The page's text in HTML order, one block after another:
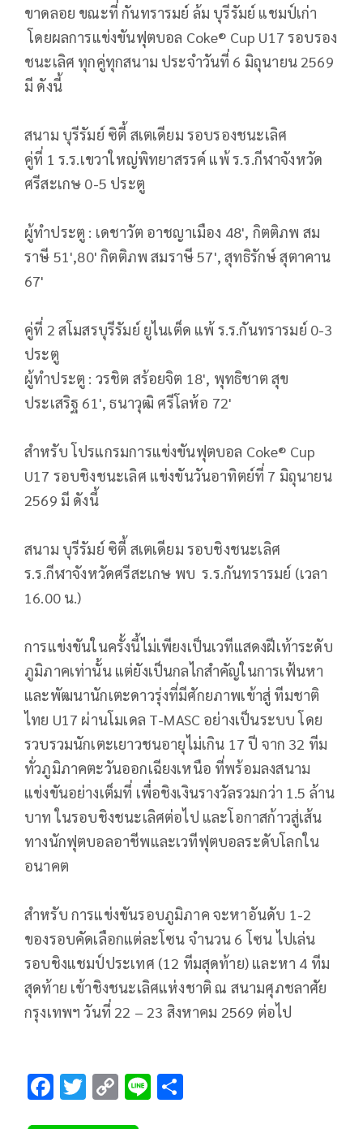
ขาดลอย ขณะที่ กันทรารมย์ ล้ม บุรีรัมย์ แชมป์เก่า
โดยผลการแข่งขันฟุตบอล Coke® Cup U17 รอบรอง
ชนะเลิศ ทุกคู่ทุกสนาม ประจำวันที่ 6 มิถุนายน 2569
มี ดังนี้
สนาม บุรีรัมย์ ซิตี้ สเตเดียม รอบรองชนะเลิศ
คู่ที่ 1 ร.ร.เขวาใหญ่พิทยาสรรค์ แพ้ ร.ร.กีฬาจังหวัด
ศรีสะเกษ 0-5 ประตู
ผู้ทำประตู : เดชาวัต อาชญาเมือง 48', กิตติภพ สม
ราษี 51',80' กิตติภพ สมราษี 57', สุทธิรักษ์ สุตาคาน
67'
คู่ที่ 2 สโมสรบุรีรัมย์ ยูไนเต็ด แพ้ ร.ร.กันทรารมย์ 0-3
ประตู
ผู้ทำประตู : วรชิต สร้อยจิต 18', พุทธิชาต สุข
ประเสริฐ 61', ธนาวุฒิ ศรีโลห้อ 72'
สำหรับ โปรแกรมการแข่งขันฟุตบอล Coke® Cup
U17 รอบชิงชนะเลิศ แข่งขันวันอาทิตย์ที่ 7 มิถุนายน
2569 มี ดังนี้
สนาม บุรีรัมย์ ซิตี้ สเตเดียม รอบชิงชนะเลิศ
ร.ร.กีฬาจังหวัดศรีสะเกษ พบ ร.ร.กันทรารมย์ (เวลา
16.00 น.)
การแข่งขันในครั้งนี้ไม่เพียงเป็นเวทีแสดงฝีเท้าระดับ
ภูมิภาคเท่านั้น แต่ยังเป็นกลไกสำคัญในการเฟ้นหา
และพัฒนานักเตะดาวรุ่งที่มีศักยภาพเข้าสู่ ทีมชาติ
ไทย U17 ผ่านโมเดล T-MASC อย่างเป็นระบบ โดย
รวบรวมนักเตะเยาวชนอายุไม่เกิน 17 ปี จาก 32 ทีม
ทั่วภูมิภาคตะวันออกเฉียงเหนือ ที่พร้อมลงสนาม
แข่งขันอย่างเต็มที่ เพื่อชิงเงินรางวัลรวมกว่า 1.5 ล้าน
บาท ในรอบชิงชนะเลิศต่อไป และโอกาสก้าวสู่เส้น
ทางนักฟุตบอลอาชีพและเวทีฟุตบอลระดับโลกใน
อนาคต
สำหรับ การแข่งขันรอบภูมิภาค จะหาอันดับ 1-2
ของรอบคัดเลือกแต่ละโซน จำนวน 6 โซน ไปเล่น
รอบชิงแชมป์ประเทศ (12 ทีมสุดท้าย) และหา 4 ทีม
สุดท้าย เข้าชิงชนะเลิศแห่งชาติ ณ สนามศุภชลาศัย
กรุงเทพฯ วันที่ 22 – 23 สิงหาคม 2569 ต่อไป
F T C Li